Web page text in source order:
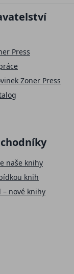
Press
Zoner Press
naše knihy
knih
– nové knihy